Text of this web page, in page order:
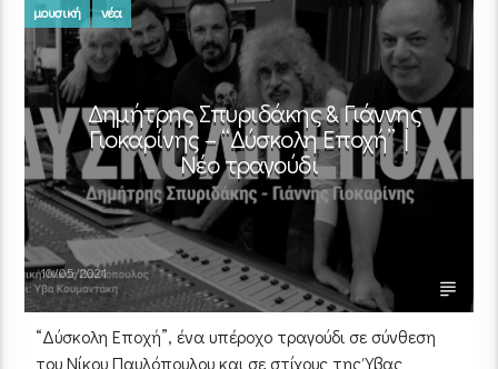
μουσική νέα
Δημήτρης Σπυριδάκης & Γιάννης
Γιοκαρίνης – “Δύσκολη Εποχή” |
Νέο τραγούδι
10/05/2021
“Δύσκολη Εποχή”, ένα υπέροχο τραγούδι σε σύνθεση
του Νίκου Παυλόπουλου και σε στίχους της Ύβας